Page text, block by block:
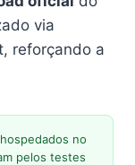
via
reforçando a
no
pelos testes